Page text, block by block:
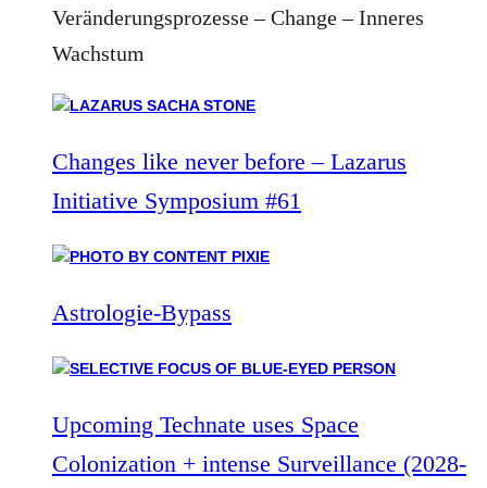
Veränderungsprozesse – Change – Inneres
Wachstum
Changes like never before – Lazarus
Initiative Symposium #61
Astrologie-Bypass
Upcoming Technate uses Space
Colonization + intense Surveillance (2028-